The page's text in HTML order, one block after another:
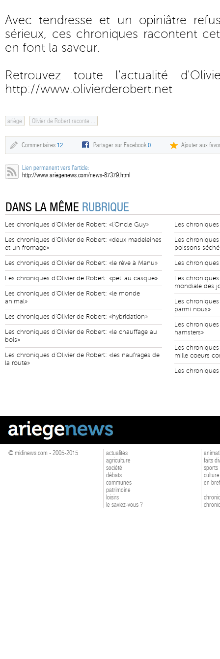
Avec tendresse et un opiniâtre
sérieux, ces chroniques racontent
en font la saveur.
Retrouvez toute l'actualité
http://www.olivierderobert.net
ariège Olivier de Robert raconte ...
Commentaires 12 Partager sur Facebook0 Ajouter aux
Lien permanent vers l'article:
http://www.ariegenews.com/news-87379.html
DANS LA MÊME RUBRIQUE
Les chroniques d'Olivier de Robert: «l'Oncle Guy»
Les chroniques d'Olivier de Robert: «deux madeleines
et un fromage»
Les chroniques d'Olivier de Robert: «le rêve à Manu»
Les chroniques d'Olivier de Robert: «pet' au casque»
Les chroniques d'Olivier de Robert: «le monde
animal»
Les chroniques d'Olivier de Robert: «hybridation»
Les chroniques d'Olivier de Robert: «le chauffage au
bois»
Les chroniques d'Olivier de Robert: «les naufragés de
la route»
Les
Les
poissons
Les
Les
mondiale des
Les
parmi nous»
Les
hamsters»
Les
mille coeurs
Les
© midinews.com - 2005-2015
actualités
agriculture
société
débats
communes
patrimoine
loisirs
le saviez-vous ?
faits
sports
culture
en bref